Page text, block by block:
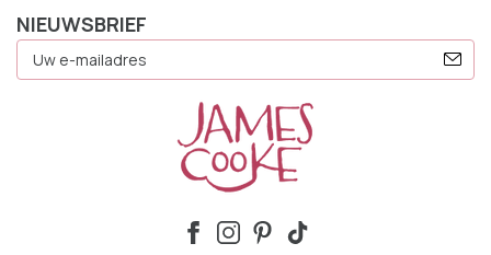
NIEUWSBRIEF
Mailadres